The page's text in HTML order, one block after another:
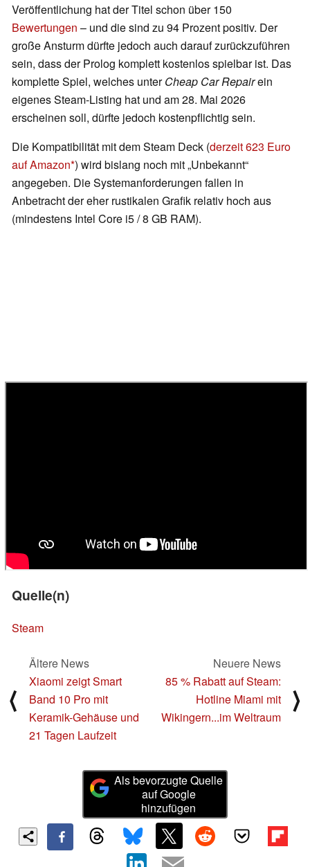
Veröffentlichung hat der Titel schon über 150
Bewertungen – und die sind zu 94 Prozent positiv. Der
große Ansturm dürfte jedoch auch darauf zurückzuführen
sein, dass der Prolog komplett kostenlos spielbar ist. Das
komplette Spiel, welches unterCheap Car Repairein
eigenes Steam-Listing hat und am 28. Mai 2026
erscheinen soll, dürfte jedoch kostenpflichtig sein.
Die Kompatibilität mit dem Steam Deck (derzeit 623 Euro
auf Amazon ) wird bislang noch mit „Unbekannt“
angegeben. Die Systemanforderungen fallen in
Anbetracht der eher rustikalen Grafik relativ hoch aus
(mindestens Intel Core i5 / 8 GB RAM).
Quelle(n)
Steam
⟨
Ältere News
Xiaomi zeigt Smart
Band 10 Pro mit
Keramik-Gehäuse und
21 Tagen Laufzeit
Neuere News
85 % Rabatt auf Steam:
Hotline Miami mit
Wikingern...im Weltraum
⟩
Als bevorzugte Quelle
auf Google
hinzufügen